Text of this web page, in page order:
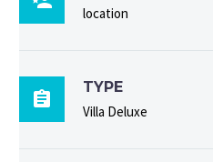
location

TYPE
Villa Deluxe